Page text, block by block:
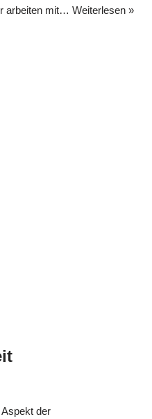
arbeiten mit… Weiterlesen »
der